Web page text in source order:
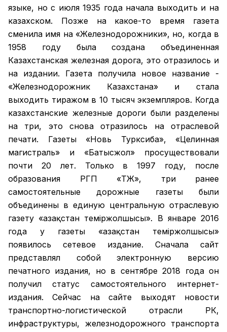
языке, но с июля 1935 года начала выходить и на
казахском. Позже на какое-то время газета
сменила имя на «Железнодорожники», но, когда в
1958 году была создана объединенная
Казахстанская железная дорога, это отразилось и
на издании. Газета получила новое название -
«Железнодорожник Казахстана» и стала
выходить тиражом в 10 тысяч экземпляров. Когда
казахстанские железные дороги были разделены
на три, это снова отразилось на отраслевой
печати. Газеты «Новь Турксиба», «Целинная
магистраль» и «Батысжол» просуществовали
почти 20 лет. Только в 1997 году, после
образования РГП «ҚТЖ», три ранее
самостоятельные дорожные газеты были
объединены в единую центральную отраслевую
газету «Қазақстан темiржолшысы». В январе 2016
года у газеты «Қазақстан теміржолшысы»
появилось сетевое издание. Сначала сайт
представлял собой электронную версию
печатного издания, но в сентябре 2018 года он
получил статус самостоятельного интернет-
издания. Сейчас на сайте выходят новости
транспортно-логистической отрасли РК,
инфраструктуры, железнодорожного транспорта